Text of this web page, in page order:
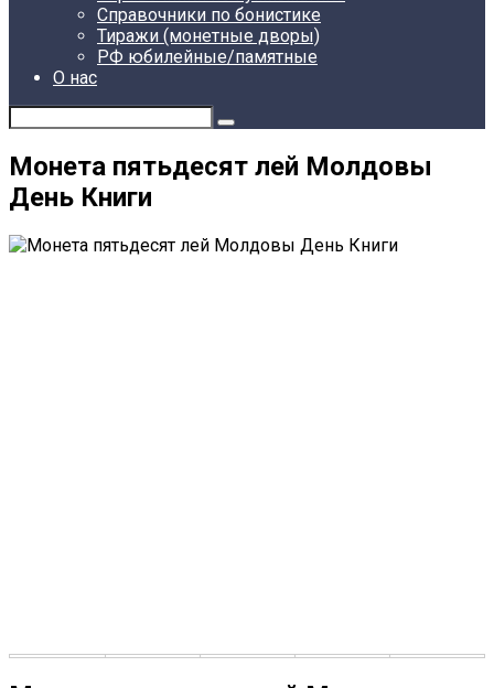
Справочники по бонистике
Тиражи (монетные дворы)
РФ юбилейные/памятные
О нас
Монета пятьдесят лей Молдовы
День Книги